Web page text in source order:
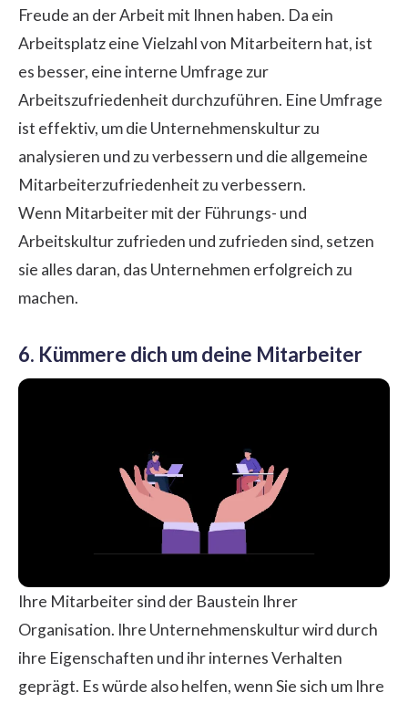
Freude an der Arbeit mit Ihnen haben. Da ein
Arbeitsplatz eine Vielzahl von Mitarbeitern hat, ist
es besser, eine interne Umfrage zur
Arbeitszufriedenheit durchzuführen. Eine Umfrage
ist effektiv, um die Unternehmenskultur zu
analysieren und zu verbessern und die allgemeine
Mitarbeiterzufriedenheit zu verbessern.
Wenn Mitarbeiter mit der Führungs- und
Arbeitskultur zufrieden und zufrieden sind, setzen
sie alles daran, das Unternehmen erfolgreich zu
machen.
6. Kümmere dich um deine Mitarbeiter
Ihre Mitarbeiter sind der Baustein Ihrer
Organisation. Ihre Unternehmenskultur wird durch
ihre Eigenschaften und ihr internes Verhalten
geprägt. Es würde also helfen, wenn Sie sich um Ihre